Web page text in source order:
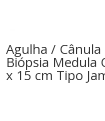
Agulha / Cânula
Biópsia Medula
x 15 cm Tipo